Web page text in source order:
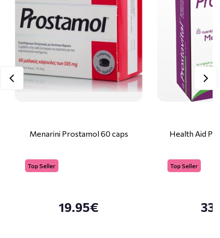
Menarini Prostamol 60 caps
Top Seller
19.95€
Health Aid
Top Seller